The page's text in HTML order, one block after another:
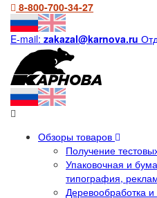
8-800-700-34-27
E-mail: zakazal@karnova.ru
Обзоры товаров
Получение
Упаковочная и
типография,
Деревообработка